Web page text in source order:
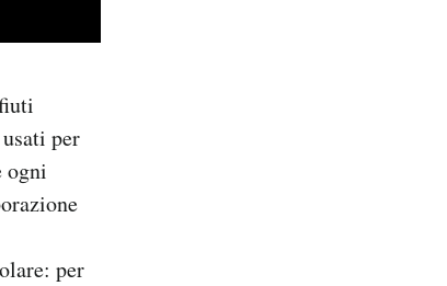
per
ogni
per